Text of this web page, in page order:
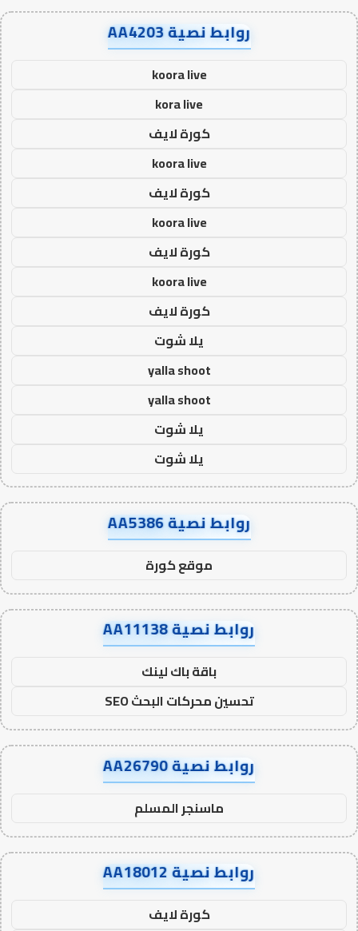
روابط نصية AA4203
koora live
kora live
كورة لايف
koora live
كورة لايف
koora live
كورة لايف
koora live
كورة لايف
يلا شوت
yalla shoot
yalla shoot
يلا شوت
يلا شوت
روابط نصية AA5386
موقع كورة
روابط نصية AA11138
باقة باك لينك
تحسين محركات البحث SEO
روابط نصية AA26790
ماسنجر المسلم
روابط نصية AA18012
كورة لايف